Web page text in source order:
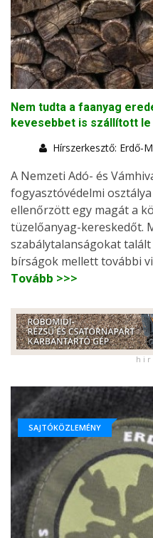
Nem tudta a faanyag
kevesebbet is szállított le
Hírszerkesztő: Erdő-
A Nemzeti Adó- és
fogyasztóvédelmi
ellenőrzött egy magát a
tüzelőanyag-kereskedőt.
szabálytalanságokat
bírságok mellett további
Tovább >>>
h i r
SAJTÓKÖZLEMÉNY